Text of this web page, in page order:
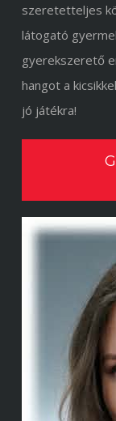
szeretetteljes
látogató
gyerekszerető
hangot a
jó játékra!